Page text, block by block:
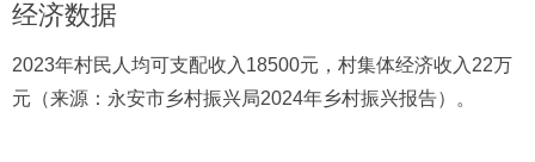
经济数据
2023年村民人均可支配收入18500元，村集体经济收入22万
元（来源：永安市乡村振兴局2024年乡村振兴报告）。